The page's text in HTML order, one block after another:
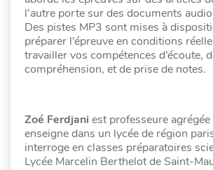
l’autre porte sur des documents
Des pistes MP3 sont mises à
préparer l’épreuve en conditions
travailler vos compétences d’écoute,
compréhension, et de prise de notes.
Zoé Ferdjani est professeure agrégée
enseigne dans un lycée de région
interroge en classes préparatoires
Lycée Marcelin Berthelot de Saint-